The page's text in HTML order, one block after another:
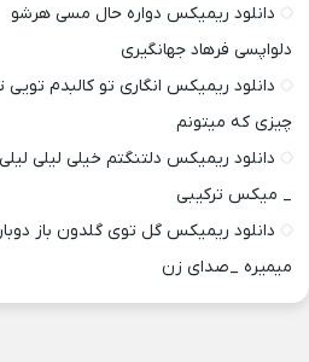
دانلود ریمیکس دواره حال مسی هرشو
دلواپسی فرهاد جهانگیری
دانلود ریمیکس انگاری تو کالبدم تویی
چیزی که میتونم
دانلود ریمیکس دلتنگتم خیلی لیلی
_ میکس ترکیبی
دانلود ریمیکس گل توی گلدون باز
میمیره _صدای زن